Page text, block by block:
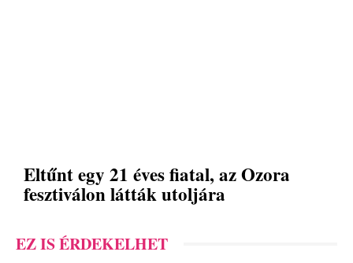
Eltűnt egy 21 éves fiatal, az Ozora
fesztiválon látták utoljára
EZ IS ÉRDEKELHET